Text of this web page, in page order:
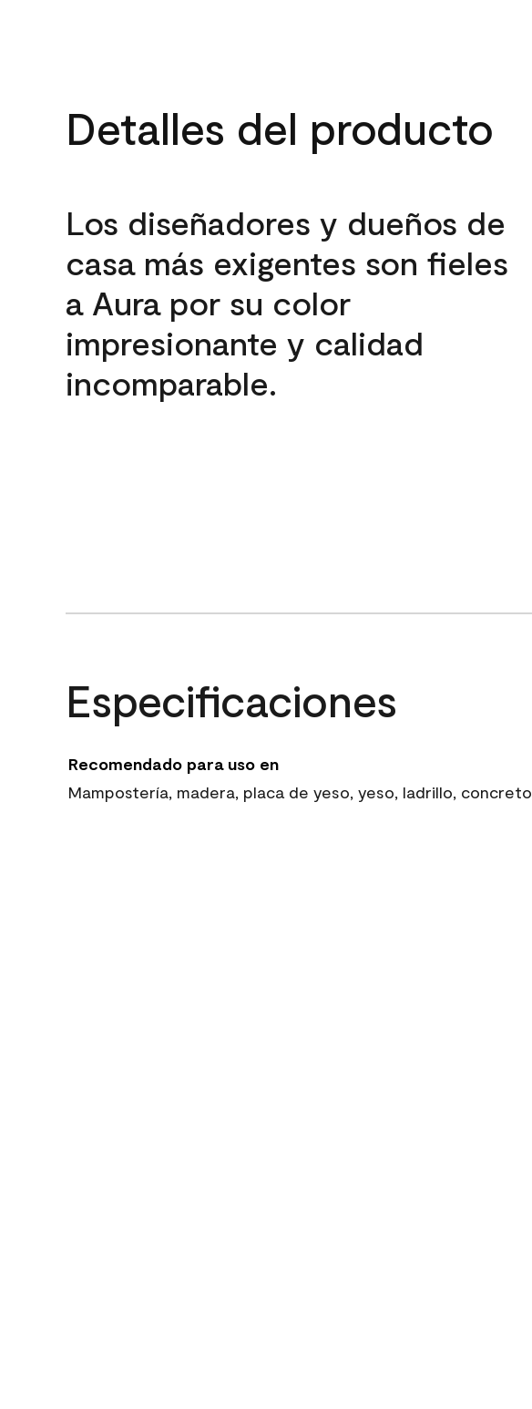
Detalles del producto
Los diseñadores y dueños de
casa más exigentes son fieles
a Aura por su color
impresionante y calidad
incomparable.
Especificaciones
Recomendado para uso en
Mampostería, madera, placa de yeso, yeso, ladrillo, concreto